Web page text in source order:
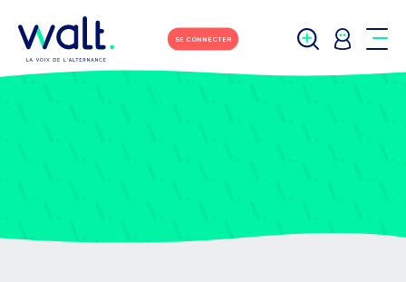
SE CONNECTER